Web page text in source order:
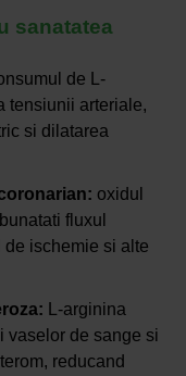
sanatatea
de L-
tensiunii arteriale,
si dilatarea
oxidul
fluxul
ischemie si alte
L-arginina
vaselor de sange si
reducand